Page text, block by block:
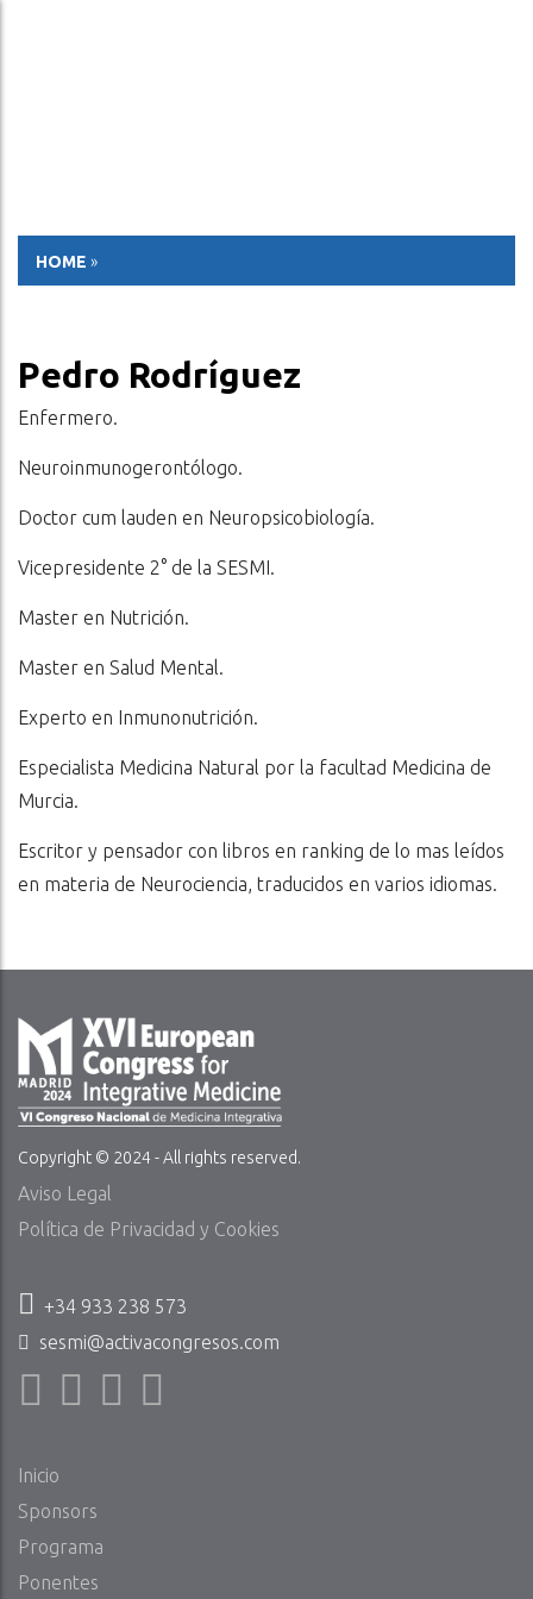
HOME »
Pedro Rodríguez
Enfermero.
Neuroinmunogerontólogo.
Doctor cum lauden en Neuropsicobiología.
Vicepresidente 2° de la SESMI.
Master en Nutrición.
Master en Salud Mental.
Experto en Inmunonutrición.
Especialista Medicina Natural por la facultad Medicina de
Murcia.
Escritor y pensador con libros en ranking de lo mas leídos
en materia de Neurociencia, traducidos en varios idiomas.
Copyright © 2024 - All rights reserved.
Aviso Legal
Política de Privacidad y Cookies
+34 933 238 573
sesmi@activacongresos.com
Inicio
Sponsors
Programa
Ponentes